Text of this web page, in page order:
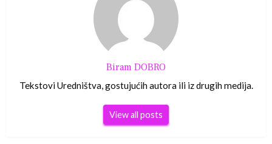
Biram DOBRO
Tekstovi Uredništva, gostujućih autora ili iz drugih medija.
View all posts